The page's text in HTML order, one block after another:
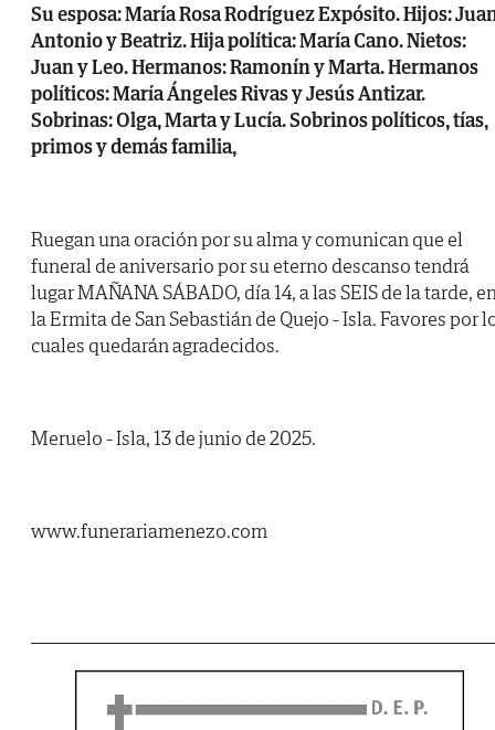
Su esposa: María Rosa Rodríguez Expósito. Hijos:
Antonio y Beatriz. Hija política: María Cano. Nietos:
Juan y Leo. Hermanos: Ramonín y Marta. Hermanos
políticos: María Ángeles Rivas y Jesús Antizar.
Sobrinas: Olga, Marta y Lucía. Sobrinos políticos, tías,
primos y demás familia,
Ruegan una oración por su alma y comunican que el
funeral de aniversario por su eterno descanso tendrá
lugar MAÑANA SÁBADO, día 14, a las SEIS de la tarde,
la Ermita de San Sebastián de Quejo - Isla. Favores por
cuales quedarán agradecidos.
Meruelo - Isla, 13 de junio de 2025.
www.funerariamenezo.com